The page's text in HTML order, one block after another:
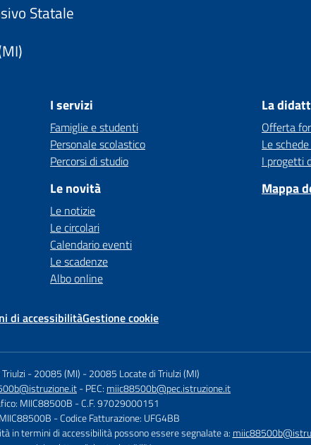
Statale
I servizi
Famiglie e studenti
Personale scolastico
Percorsi di studio
Le novità
Le notizie
Le circolari
Calendario eventi
Le scadenze
Albo online
La
Offerta
Le
I progetti
Mappa
di accessibilitàGestione cookie
- 20085 (MI) -20085 Locate di Triulzi (MI)
- PEC: miic88500b@pec.istruzione.it
MIIC88500B - C.F. 97029000151
- Codice Fatturazione: UFG4BB
in termini di accessibilità possono essere segnalate a: